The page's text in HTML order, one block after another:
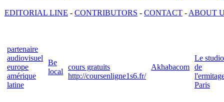
EDITORIAL LINE - CONTRIBUTORS - CONTACT - ABOUT
partenaire
audiovisuel
europe
amérique
latine
Be
local
cours gratuits
http://coursenligne1s6.fr/
Akhabacom
Le studio
de
Paris